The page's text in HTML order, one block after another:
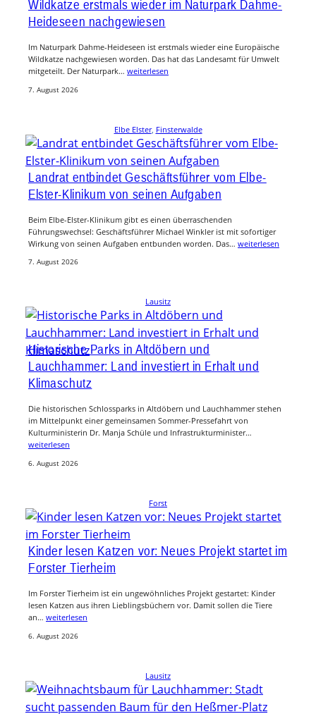
Wildkatze erstmals wieder im Naturpark Dahme-
Heideseen nachgewiesen
Im Naturpark Dahme-Heideseen ist erstmals wieder eine Europäische
Wildkatze nachgewiesen worden. Das hat das Landesamt für Umwelt
mitgeteilt. Der Naturpark… weiterlesen
7. August 2026
Elbe Elster, Finsterwalde
Landrat entbindet Geschäftsführer vom Elbe-
Elster-Klinikum von seinen Aufgaben
Beim Elbe-Elster-Klinikum gibt es einen überraschenden
Führungswechsel: Geschäftsführer Michael Winkler ist mit sofortiger
Wirkung von seinen Aufgaben entbunden worden. Das… weiterlesen
7. August 2026
Lausitz
Historische Parks in Altdöbern und
Lauchhammer: Land investiert in Erhalt und
Klimaschutz
Die historischen Schlossparks in Altdöbern und Lauchhammer stehen
im Mittelpunkt einer gemeinsamen Sommer-Pressefahrt von
Kulturministerin Dr. Manja Schüle und Infrastrukturminister…
weiterlesen
6. August 2026
Forst
Kinder lesen Katzen vor: Neues Projekt startet im
Forster Tierheim
Im Forster Tierheim ist ein ungewöhnliches Projekt gestartet: Kinder
lesen Katzen aus ihren Lieblingsbüchern vor. Damit sollen die Tiere
an… weiterlesen
6. August 2026
Lausitz